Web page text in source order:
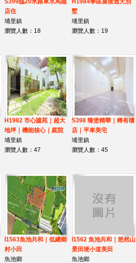
S399臨20米路車水馬龍
店住
埔里鎮
瀏覽人數：18
H1984學區震後透天別
墅
埔里鎮
瀏覽人數：19
H1982 市心謐苑｜超大
地坪｜機能核心｜庭院
埔里鎮
瀏覽人數：47
S398 臻堡精華｜稀有樓
店｜平車美宅
埔里鎮
瀏覽人數：45
I1563魚池共和｜低總鄉
村小田
魚池鄉
I1562 魚池共和｜悠然山
景田埂小道美田
魚池鄉